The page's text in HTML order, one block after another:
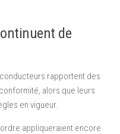
de
rapportent des
alors que leurs
en vigueur.
appliqueraient encore